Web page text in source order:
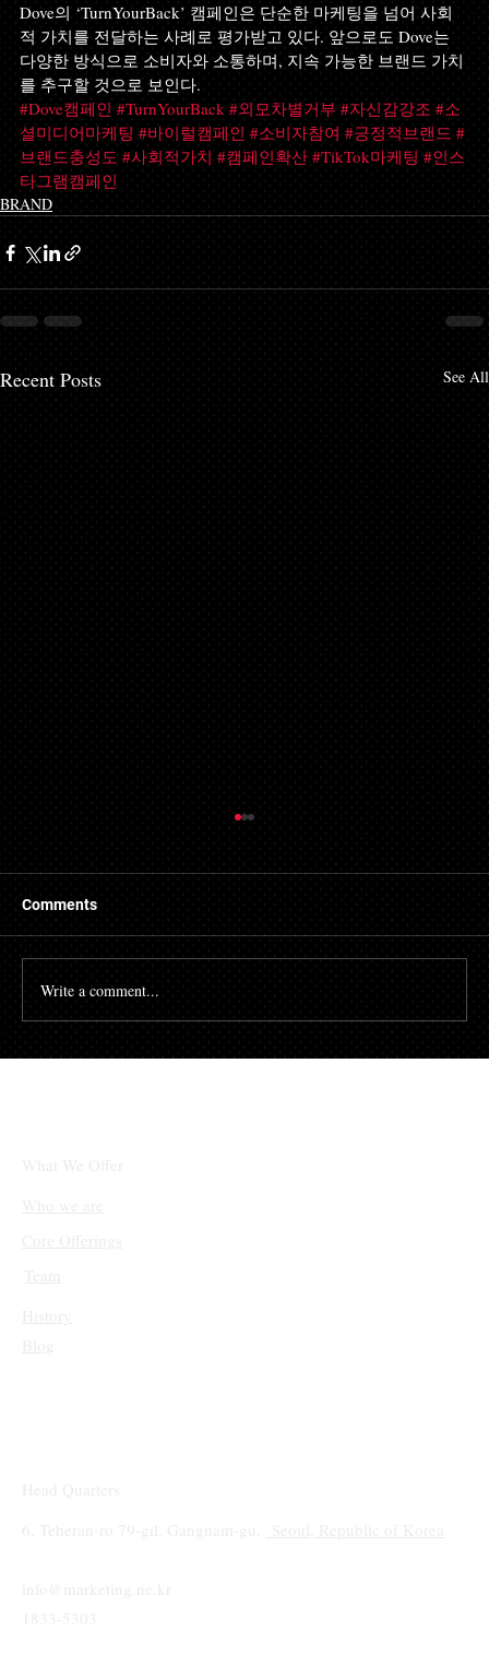
Dove의 ‘TurnYourBack’ 캠페인은 단순한 마케팅을 넘어 사회
적 가치를 전달하는 사례로 평가받고 있다. 앞으로도 Dove는
다양한 방식으로 소비자와 소통하며, 지속 가능한 브랜드 가치
를 추구할 것으로 보인다.
#Dove캠페인 #TurnYourBack #외모차별거부 #자신감강조 #소
셜미디어마케팅 #바이럴캠페인 #소비자참여 #긍정적브랜드 #
브랜드충성도 #사회적가치 #캠페인확산 #TikTok마케팅 #인스
타그램캠페인
BRAND
Recent Posts See All
Comments
Write a comment...